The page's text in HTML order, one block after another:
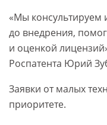
«Мы консультируем
до внедрения,
и оценкой
Роспатента Юрий
Заявки от малых
приоритете.